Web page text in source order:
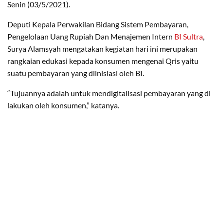
Senin (03/5/2021).
Deputi Kepala Perwakilan Bidang Sistem Pembayaran,
Pengelolaan Uang Rupiah Dan Menajemen Intern BI Sultra,
Surya Alamsyah mengatakan kegiatan hari ini merupakan
rangkaian edukasi kepada konsumen mengenai Qris yaitu
suatu pembayaran yang diinisiasi oleh BI.
“Tujuannya adalah untuk mendigitalisasi pembayaran yang di
lakukan oleh konsumen,” katanya.